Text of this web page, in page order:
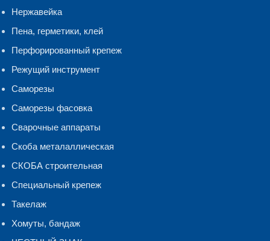
Нержавейка
Пена, герметики, клей
Перфорированный крепеж
Режущий инструмент
Саморезы
Саморезы фасовка
Сварочные аппараты
Скоба металаллическая
СКОБА строительная
Специальный крепеж
Такелаж
Хомуты, бандаж